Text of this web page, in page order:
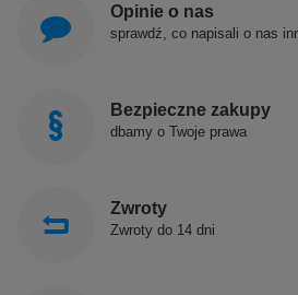
Opinie o nas
sprawdź, co napisali o nas
Bezpieczne zakupy
dbamy o Twoje prawa
Zwroty
Zwroty do 14 dni